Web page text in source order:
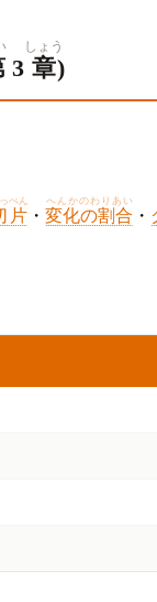
3 章
しょう
)
片
ぺん
・変化の割合
へんかのわりあい
・